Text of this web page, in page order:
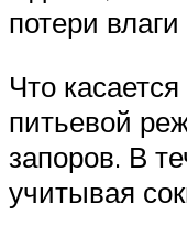
потери
Что
питьевой
запоров. В
учитывая